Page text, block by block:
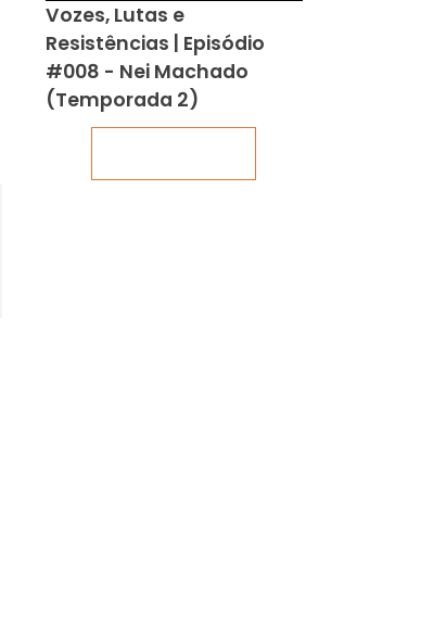
Vozes, Lutas e
Resistências | Episódio
#008 - Nei Machado
(Temporada 2)